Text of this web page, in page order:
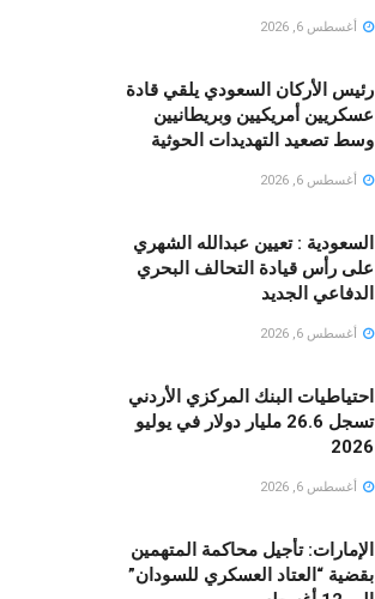
أغسطس 6, 2026
رئيس الأركان السعودي يلقي قادة
عسكريين أمريكيين وبريطانيين
وسط تصعيد التهديدات الحوثية
أغسطس 6, 2026
السعودية : تعيين عبدالله الشهري
على رأس قيادة التحالف البحري
الدفاعي الجديد
أغسطس 6, 2026
احتياطيات البنك المركزي الأردني
تسجل 26.6 مليار دولار في يوليو
2026
أغسطس 6, 2026
الإمارات: تأجيل محاكمة المتهمين
بقضية “العتاد العسكري للسودان”